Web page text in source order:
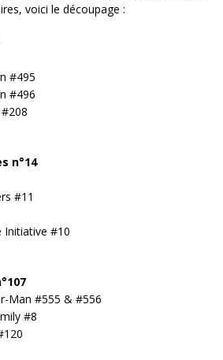
voici le découpage :
#495
#496
n°14
#11
Initiative #10
Man #555 & #556
#8